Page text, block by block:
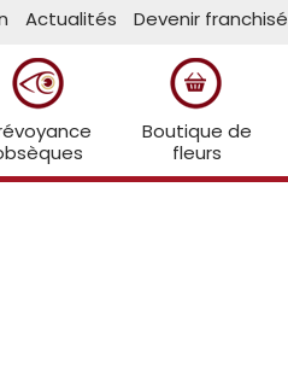
Actualités Devenir franchisé
Boutique de
fleurs